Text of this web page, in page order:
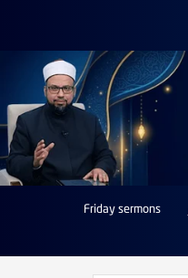
Friday sermons